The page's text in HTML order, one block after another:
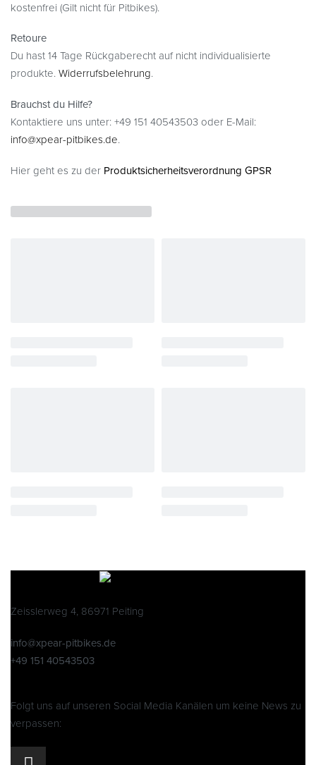
kostenfrei (Gilt nicht für Pitbikes).
Retoure
Du hast 14 Tage Rückgaberecht auf nicht individualisierte
produkte. Widerrufsbelehrung.
Brauchst du Hilfe?
Kontaktiere uns unter: +49 151 40543503 oder E-Mail:
info@xpear-pitbikes.de.
Hier geht es zu der Produktsicherheitsverordnung GPSR
Zeisslerweg 4, 86971 Peiting
info@xpear-pitbikes.de
+49 151 40543503
Folgt uns auf unseren Social Media Kanälen um keine News zu
verpassen: